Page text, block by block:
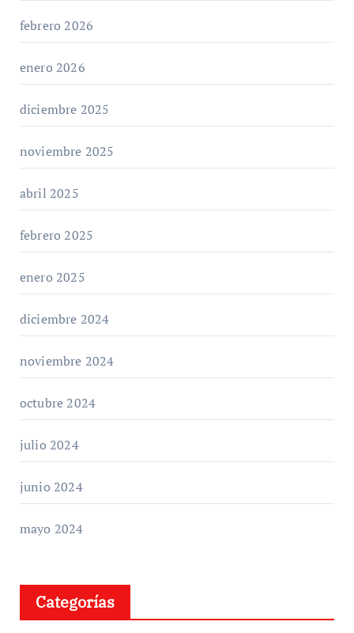
febrero 2026
enero 2026
diciembre 2025
noviembre 2025
abril 2025
febrero 2025
enero 2025
diciembre 2024
noviembre 2024
octubre 2024
julio 2024
junio 2024
mayo 2024
Categorías